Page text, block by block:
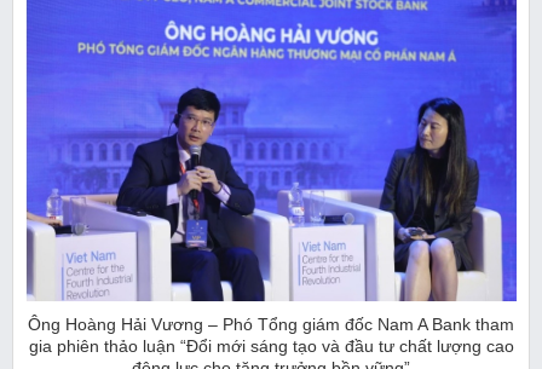
Ông Hoàng Hải Vương – Phó Tổng giám đốc Nam A Bank tham
gia phiên thảo luận “Đổi mới sáng tạo và đầu tư chất lượng cao